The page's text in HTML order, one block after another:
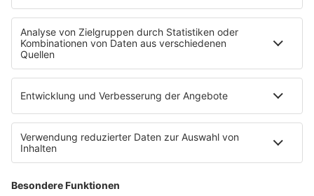
Empfang
90s90s App
Sonos
Service
FAQs
Kontakt
Datenschutz